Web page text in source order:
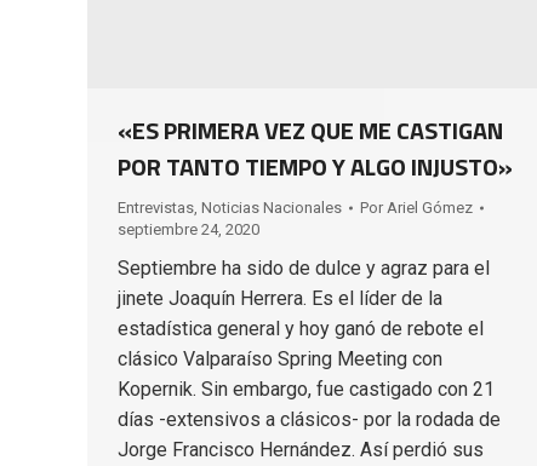
«ES PRIMERA VEZ QUE ME CASTIGAN
POR TANTO TIEMPO Y ALGO INJUSTO»
Entrevistas Noticias Nacionales Por Ariel Gómez
septiembre 24, 2020
Septiembre ha sido de dulce y agraz para el
jinete Joaquín Herrera. Es el líder de la
estadística general y hoy ganó de rebote el
clásico Valparaíso Spring Meeting con
Kopernik. Sin embargo, fue castigado con 21
días -extensivos a clásicos- por la rodada de
Jorge Francisco Hernández. Así perdió sus